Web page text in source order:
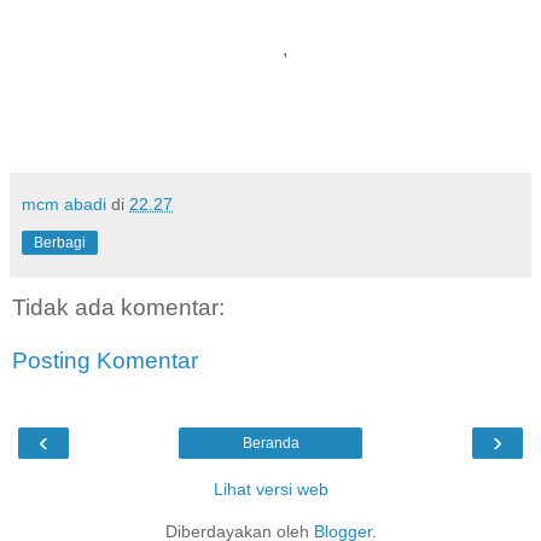
,
mcm abadi di 22.27
Berbagi
Tidak ada komentar:
Posting Komentar
‹ ›
Beranda
Lihat versi web
Diberdayakan oleh Blogger.